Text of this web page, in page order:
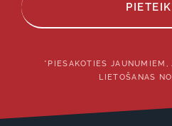
*PIESAKOTIES JAUNUMIEM,
LIETOŠANAS